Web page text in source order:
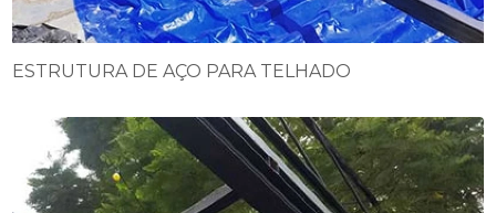
ESTRUTURA DE AÇO PARA TELHADO